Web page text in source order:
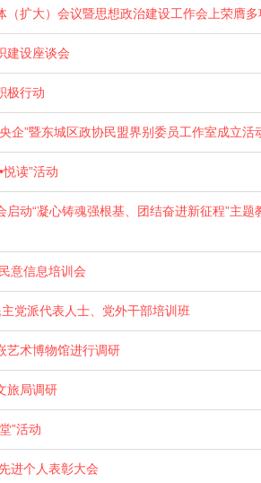
扩大）会议暨思想政治建设工作会上荣膺
建设座谈会
极行动
企”暨东城区政协民盟界别委员工作室成立活
读”活动
动“凝心铸魂强根基、团结奋进新征程”主题
意信息培训会
党派代表人士、党外干部培训班
艺术博物馆进行调研
旅局调研
”活动
进个人表彰大会